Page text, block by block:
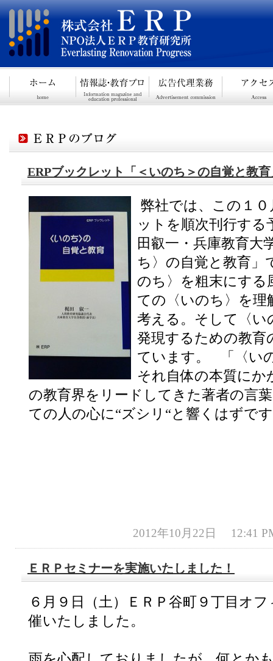
ERPブックレット「＜いのち＞の自覚と教
弊社では、この１
ットを順次刊行する
田叡一・兵庫教育大
ち〉の自覚と教育」
のち〉を粗末にする
ての〈いのち〉を理
考える。そして〈い
発現するための教育
ています。 「〈い
それ自体の本質にか
の教育界をリードしてきた著者の言
ての人の心に“ズシリ“と響くはずで
2012年10月22日 12:41
ＥＲＰセミナーを実施いたしました！
６月９日（土）ＥＲＰ谷町９丁目オ
催いたしました。